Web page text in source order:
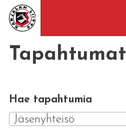
Tapahtumat
Hae tapahtumia
Jäsenyhteisö